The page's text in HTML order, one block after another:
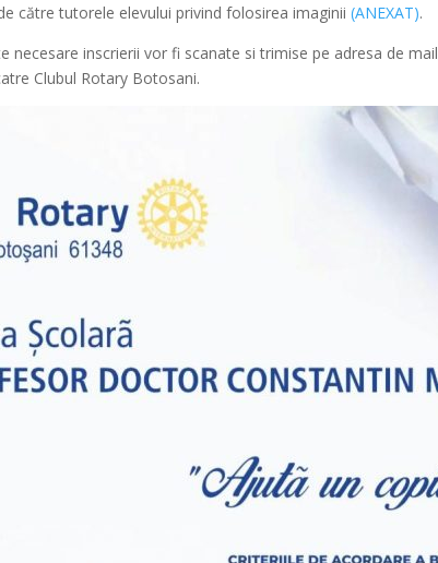
către tutorele elevului privind folosirea imaginii (ANEXAT).
necesare inscrierii vor fi scanate si trimise pe adresa de mail
Clubul Rotary Botosani.